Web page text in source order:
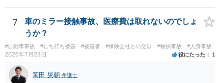
保険の協議となり，事案によっては保険会社が代理人弁護士をつける
場合が多いこと イ 刑事事件に進む場合は，刑事弁護の話になるこ
と などの事情から，任意保険に入っていない場合など，特殊な場合以
外は，あまり顕在化する事情がないのだと思います。 ですから，加害
者側も弁護士が入っているケースは実際にはあるのです。 本件は，刑
事事件の面で問題となっています。 交通事故を発生した場合には，警
察に報告しなければなりません。道路交通法違反第７２条第１項後段
に不申告という形で定められています。本件は，これに客観的には該
7
車のミラー接触事故、医療費は取れないのでしょ
うか？
#自動車事故 #むち打ち被害 #被害者 #保険会社との交渉 #物損事故 #人身事故
2026年7月23日 役にたった 1
岡田 晃朝 弁護士